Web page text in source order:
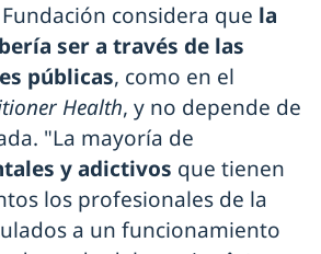
considera que la
ser a través de las
públicas, como en el
Health, y no depende de
"La mayoría de
y adictivos que tienen
los profesionales de la
a un funcionamiento